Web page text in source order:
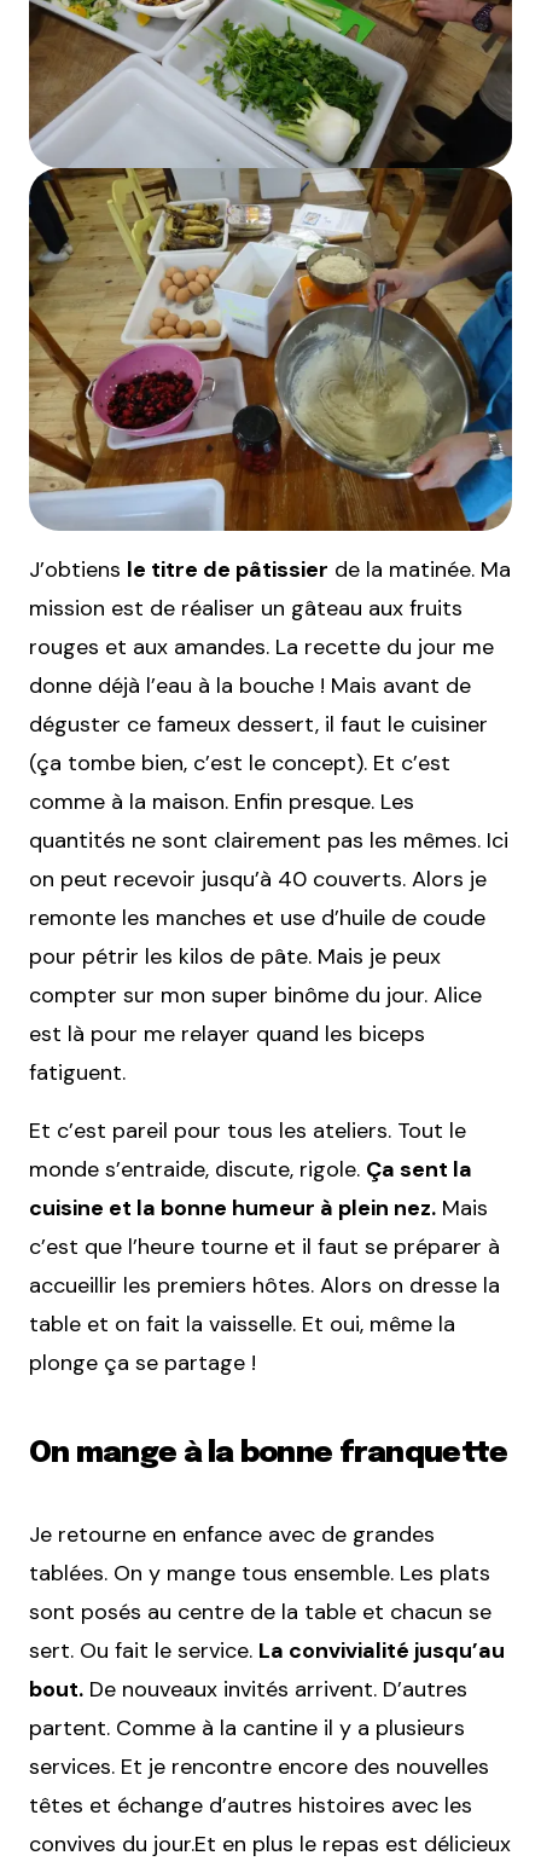
J’obtiens le titre de pâtissier de la matinée. Ma
mission est de réaliser un gâteau aux fruits
rouges et aux amandes. La recette du jour me
donne déjà l’eau à la bouche ! Mais avant de
déguster ce fameux dessert, il faut le cuisiner
(ça tombe bien, c’est le concept). Et c’est
comme à la maison. Enfin presque. Les
quantités ne sont clairement pas les mêmes. Ici
on peut recevoir jusqu’à 40 couverts. Alors je
remonte les manches et use d’huile de coude
pour pétrir les kilos de pâte. Mais je peux
compter sur mon super binôme du jour. Alice
est là pour me relayer quand les biceps
fatiguent.
Et c’est pareil pour tous les ateliers. Tout le
monde s’entraide, discute, rigole. Ça sent la
cuisine et la bonne humeur à plein nez. Mais
c’est que l’heure tourne et il faut se préparer à
accueillir les premiers hôtes. Alors on dresse la
table et on fait la vaisselle. Et oui, même la
plonge ça se partage !
On mange à la bonne franquette
Je retourne en enfance avec de grandes
tablées. On y mange tous ensemble. Les plats
sont posés au centre de la table et chacun se
sert. Ou fait le service. La convivialité jusqu’au
bout. De nouveaux invités arrivent. D’autres
partent. Comme à la cantine il y a plusieurs
services. Et je rencontre encore des nouvelles
têtes et échange d’autres histoires avec les
convives du jour.Et en plus le repas est délicieux